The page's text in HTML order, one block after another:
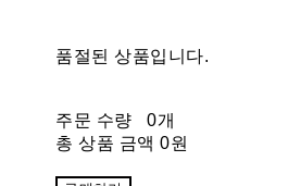
품절된 상품입니다.
주문 수량
0개
총 상품 금액 0원